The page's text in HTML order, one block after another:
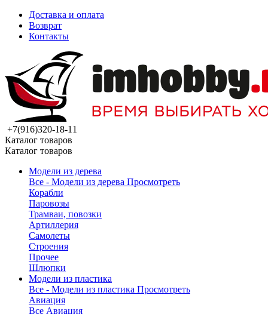
Доставка и оплата
Возврат
Контакты
+7(916)320-18-11
Каталог товаров
Каталог товаров
Модели из дерева
Все - Модели из дерева Просмотреть
Корабли
Паровозы
Трамваи, повозки
Артиллерия
Самолеты
Строения
Прочее
Шлюпки
Модели из пластика
Все - Модели из пластика Просмотреть
Авиация
Все Авиация